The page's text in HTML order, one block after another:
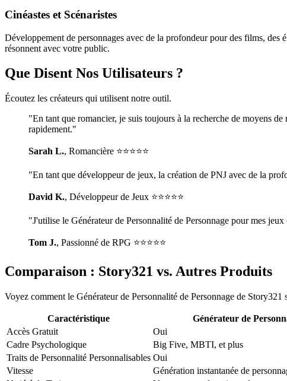
Cinéastes et Scénaristes
Développement de personnages avec de la profondeur pour des films,
résonnent avec votre public.
Que Disent Nos Utilisateurs ?
Écoutez les créateurs qui utilisent notre outil.
"En tant que romancier, je suis toujours à la recherche de moyens
rapidement."
Sarah L., Romancière ⭐⭐⭐⭐⭐
"En tant que développeur de jeux, la création de PNJ avec de la
David K., Développeur de Jeux ⭐⭐⭐⭐⭐
"J'utilise le Générateur de Personnalité de Personnage pour mes
Tom J., Passionné de RPG ⭐⭐⭐⭐⭐
Comparaison : Story321 vs. Autres Produits
Voyez comment le Générateur de Personnalité de Personnage de Story321
Caractéristique Générateur de
Accès Gratuit
Oui
Cadre Psychologique
Big Five, MBTI, et plus
Traits de Personnalité Personnalisables Oui
Vitesse
Génération instantanée de